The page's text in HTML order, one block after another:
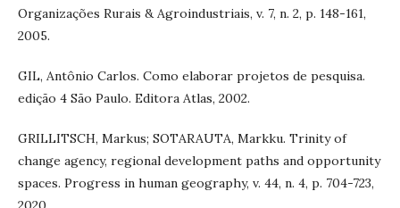
Organizações Rurais & Agroindustriais, v. 7, n. 2, p. 148-161,
2005.
GIL, Antônio Carlos. Como elaborar projetos de pesquisa.
edição 4 São Paulo. Editora Atlas, 2002.
GRILLITSCH, Markus; SOTARAUTA, Markku. Trinity of
change agency, regional development paths and opportunity
spaces. Progress in human geography, v. 44, n. 4, p. 704-723,